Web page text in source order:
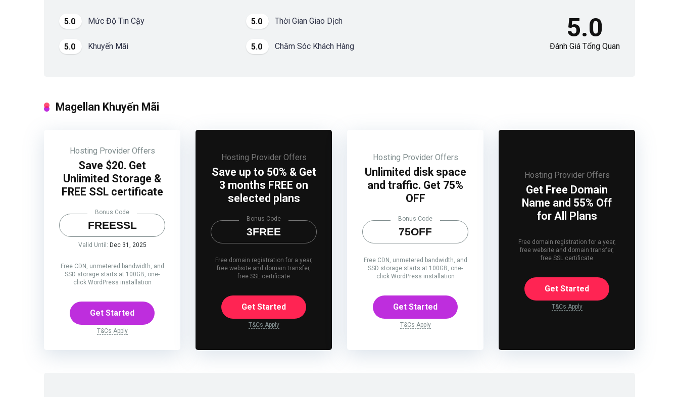
5.0 Mức Độ Tin Cậy 5.0 Thời Gian Giao Dịch
5.0 Khuyến Mãi 5.0 Chăm Sóc Khách Hàng
5.0
Đánh Giá Tổng Quan
Magellan Khuyến Mãi
Hosting Provider Offers
Save $20. Get
Unlimited Storage &
FREE SSL certificate
FREESSL
Bonus Code
Valid Until: Dec 31, 2025
Free CDN, unmetered bandwidth, and
SSD storage starts at 100GB, one-
click WordPress installation
Get Started
T&Cs Apply
Hosting Provider Offers
Save up to 50% & Get
3 months FREE on
selected plans
3FREE
Bonus Code
Free domain registration for a year,
free website and domain transfer,
free SSL certificate
Get Started
T&Cs Apply
Hosting Provider Offers
Unlimited disk space
and traffic. Get 75%
OFF
75OFF
Bonus Code
Free CDN, unmetered bandwidth, and
SSD storage starts at 100GB, one-
click WordPress installation
Get Started
T&Cs Apply
Hosting Provider Offers
Get Free Domain
Name and 55% Off
for All Plans
Free domain registration for a year,
free website and domain transfer,
free SSL certificate
Get Started
T&Cs Apply